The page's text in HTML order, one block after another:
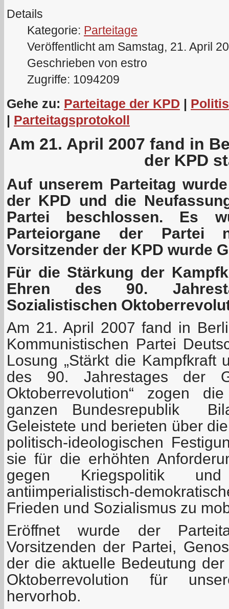
Details
Kategorie: Parteitage
Veröffentlicht am Samstag, 21. April
Geschrieben von estro
Zugriffe: 1094209
Gehe zu: Parteitage der KPD |
| Parteitagsprotokoll
Am 21. April 2007 fand in
der KPD
Auf unserem Parteitag
der KPD und die
Partei beschlossen. Es
Parteiorgane der Partei
Vorsitzender der KPD wurde
Für die Stärkung der
Ehren des 90.
Sozialistischen
Am 21. April 2007 fand in
Kommunistischen Partei
Losung „Stärkt die Kampfkraft
des 90. Jahrestages der
Oktoberrevolution“ zogen
ganzen Bundesrepublik
Geleistete und berieten über
politisch-ideologischen
sie für die erhöhten
gegen Kriegspolitik
antiimperialistisch-
Frieden und Sozialismus zu
Eröffnet wurde der
Vorsitzenden der Partei,
der die aktuelle Bedeutung
Oktoberrevolution für
hervorhob.